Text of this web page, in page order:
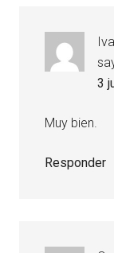
3
Muy bien.
Responder